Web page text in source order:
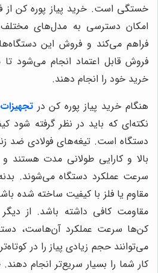
خستگی است. خرید پیاز پوره کن از
امکان دسترسی به مدل‌های مختلف
فراهم می‌کند و فروش این
فروش قابل اعتماد انجام می‌شود تا
خرید خود را انجام دهند.
هنگام خرید پیاز پوره کن در
نکته‌ای که باید در نظر گرفته شود
دستگاه است. تیغه‌های فولادی ضد
بالا و کارایی طولانی مدت
سرعت عملکرد دستگاه می‌شوند.
مقاوم یا فلز با کیفیت ساخته شده
مقاومت کافی داشته باشد. از
کن‌ها سرعت عملکرد آن‌هاست،
می‌توانند حجم زیادی پیاز را در
کار شما را بسیار سریع‌تر انجام